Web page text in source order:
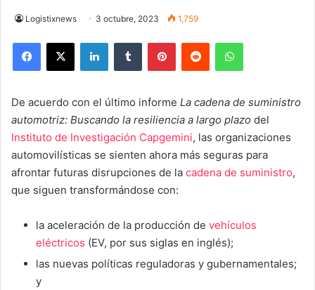
Logistixnews 3 octubre, 2023 1,759
De acuerdo con el último informe La cadena de suministro
automotriz: Buscando la resiliencia a largo plazo del
Instituto de Investigación Capgemini, las organizaciones
automovilísticas se sienten ahora más seguras para
afrontar futuras disrupciones de la cadena de suministro,
que siguen transformándose con:
la aceleración de la producción de vehículos
eléctricos (EV, por sus siglas en inglés);
las nuevas políticas reguladoras y gubernamentales;
y